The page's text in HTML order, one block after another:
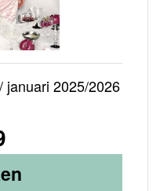
januari 2025/2026